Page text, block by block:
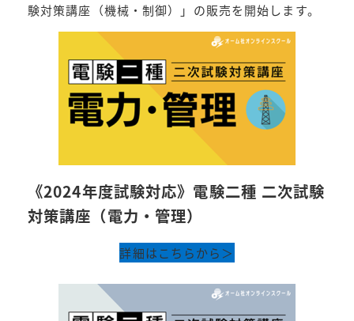
験対策講座（機械・制御）」の販売を開始します。
《2024年度試験対応》電験二種 二次試験
対策講座（電力・管理）
詳細はこちらから＞